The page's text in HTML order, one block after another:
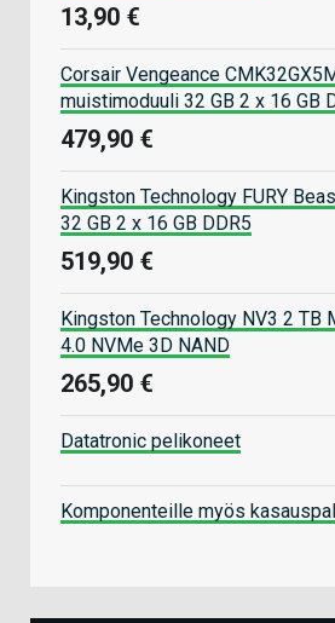
13,90 €
Corsair Vengeance
muistimoduuli 32 GB 2 x 16 GB
479,90 €
Kingston Technology FURY
32 GB 2 x 16 GB DDR5
519,90 €
Kingston Technology NV3 2 TB
4.0 NVMe 3D NAND
265,90 €
Datatronic pelikoneet
Komponenteille myös